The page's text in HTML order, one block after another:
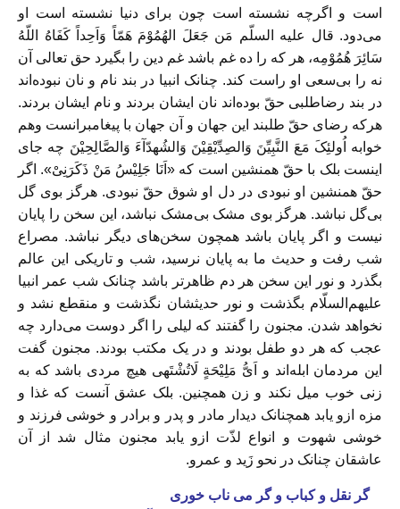
است و اگرچه نشسته است چون برای دنیا نشسته است او
می‌دود. قال علیه السلّم مَن جَعَلَ الهُمُوْمَ هَمّاً وَاَحِداً کَفَاهُ اللّهُ
سَائِرَ هُمُوْمِه، هر که را ده غم باشد غم دین را بگیرد حق تعالی آن
نه را بی‌سعی او راست کند. چنانک انبیا در بند نام و نان نبوده‌اند
در بند رضاطلبی حقّ بوده‌اند نان ایشان بردند و نام ایشان بردند.
هرکه رضای حقّ طلبند این جهان و آن جهان با پیغامبرانست وهم
خوابه اُولئِکَ مَعَ النَّبِیِّنَ وَالصِدِّیْقِیْنَ وَالشُهدّآءَ وَالصَّالِحِیْنَ چه جای
اینست بلک با حقّ همنشین است که «اَنَا جَلِیْسُ مَنْ ذَکَرَنِیْ». اگر
حقّ همنشین او نبودی در دل او شوق حقّ نبودی. هرگز بوی گل
بی‌گل نباشد. هرگز بوی مشک بی‌مشک نباشد، این سخن را پایان
نیست و اگر پایان باشد همچون سخن‌های دیگر نباشد. مصراع
شب رفت و حدیث ما به پایان نرسید، شب و تاریکی این عالم
بگذرد و نور این سخن هر دم ظاهر‌تر باشد چنانک شب عمر انبیا
علیهم‌السلّام بگذشت و نور حدیثشان نگذشت و منقطع نشد و
نخواهد شدن. مجنون را گفتند که لیلی را اگر دوست می‌دارد چه
عجب که هر دو طفل بودند و در یک مکتب بودند. مجنون گفت
این مردمان ابله‌اند و اَیُّ مَلِیْحَةٍ لَاتُشْتَهی هیچ مردی باشد که به
زنی خوب میل نکند و زن همچنین. بلک عشق آنست که غذا و
مزه ازو یابد همچنانک دیدار مادر و پدر و برادر و خوشی فرزند و
خوشی شهوت و انواع لذّت ازو یابد مجنون مثال شد از آن
عاشقان چنانک در نحو زَید و عمرو.
گر نقل و کباب و گر می ناب خوری